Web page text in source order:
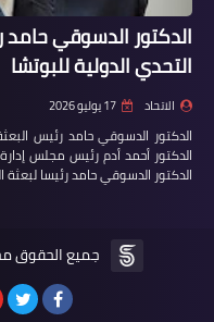
الدكتور الدسوقي
التحدي الدولية للبوتشا
الاتحاد 17 يوليو 2026
الدكتور الدسوقي حامد رئيس
الدكتور أحمد أدم رئيس مجلس إدارة
الدكتور الدسوقي حامد رئيسا
جميع الحقوق